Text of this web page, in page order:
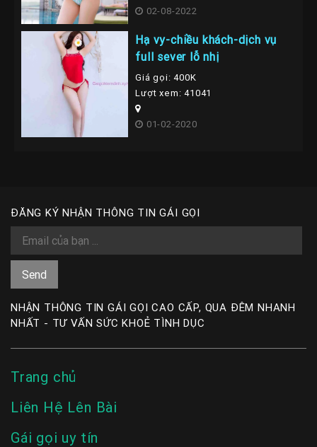
02-08-2022
Hạ vy-chiều khách-dịch vụ
full sever lỗ nhị
Giá gọi: 400K
Lượt xem: 41041
01-02-2020
ĐĂNG KÝ NHẬN THÔNG TIN GÁI GỌI
NHẬN THÔNG TIN GÁI GỌI CAO CẤP, QUA ĐÊM NHANH
NHẤT - TƯ VẤN SỨC KHOẺ TÌNH DỤC
Trang chủ
Liên Hệ Lên Bài
Gái gọi uy tín